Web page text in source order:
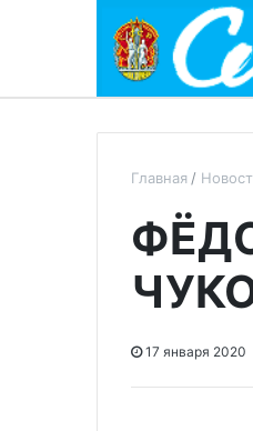
Главная
17 января 2020